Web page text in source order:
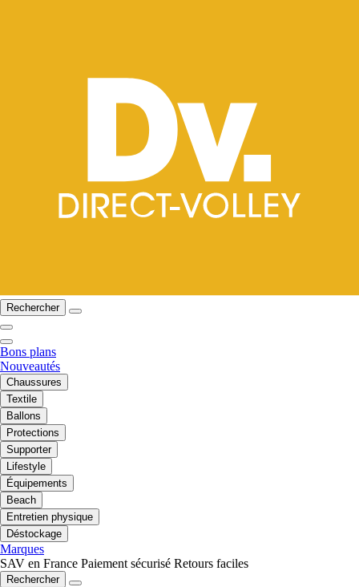
Rechercher
Bons plans
Nouveautés
Chaussures
Textile
Ballons
Protections
Supporter
Lifestyle
Équipements
Beach
Entretien physique
Déstockage
Marques
SAV en France Paiement sécurisé Retours faciles
Rechercher